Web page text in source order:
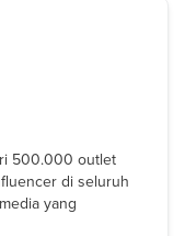
500.000 outlet
di seluruh
yang